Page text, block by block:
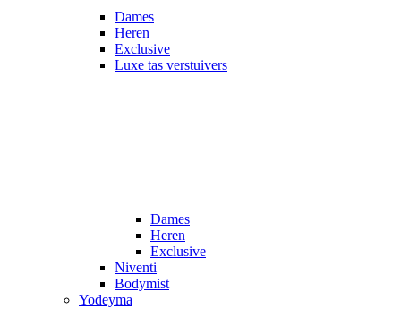
Dames
Heren
Exclusive
Luxe tas verstuivers
Dames
Heren
Exclusive
Niventi
Bodymist
Yodeyma